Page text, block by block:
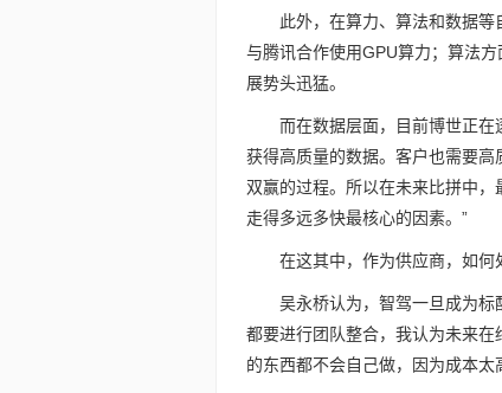
此外，在算力、算法和数据
与腾讯合作使用GPU算力；算法
展势头迅猛。
而在数据层面，目前博世正在
获得高质量的数据。客户也需要
双赢的过程。所以在未来比拼中
走得多远多快最核心的因素。”
在这其中，作为供应商，如何
吴永桥认为，智驾一旦成为标
都要进行团队整合，我认为未来
的东西都不会自己做，因为成本太